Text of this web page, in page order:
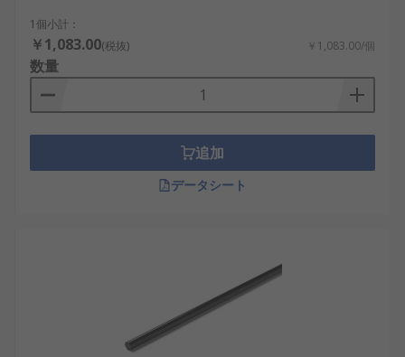
1個小計：
￥1,083.00(税抜) ￥1,083.00/個
数量
追加
データシート